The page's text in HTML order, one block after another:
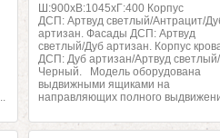
Ш:900хВ:1045хГ:400 Корпус
ДСП: Артвуд светлый/Антрацит/
артизан. Фасады ДСП: Артвуд
светлый/Дуб артизан. Корпус
ДСП: Дуб артизан/Артвуд светлый/
Черный. Модель оборудована
выдвижными ящиками на
направляющих полного